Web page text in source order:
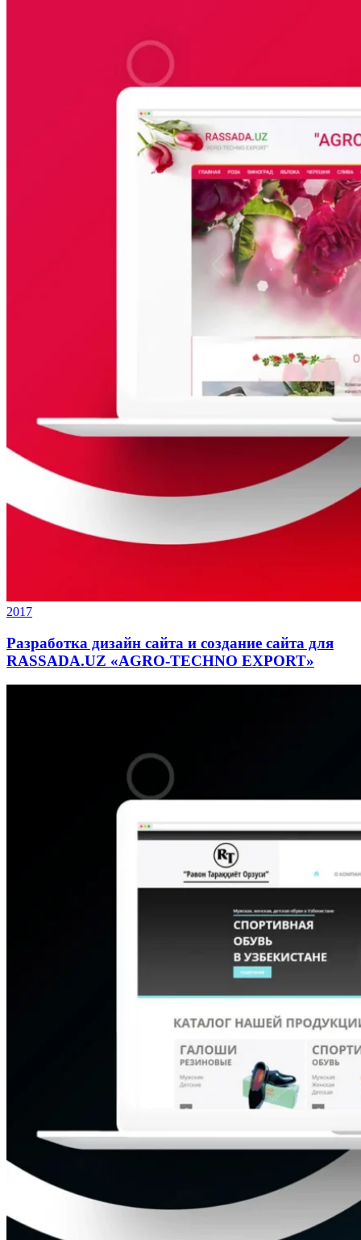
2017
Разработка дизайн сайта и создание сайта для
RASSADA.UZ «AGRO-TECHNO EXPORT»